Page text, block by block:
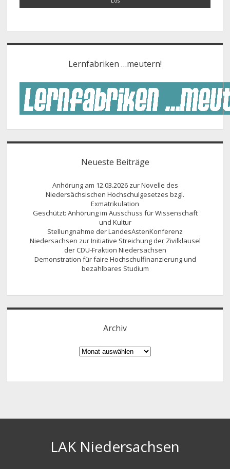
Lernfabriken …meutern!
Neueste Beiträge
Anhörung am 12.03.2026 zur Novelle des
Niedersächsischen Hochschulgesetzes bzgl.
Exmatrikulation
Geschützt: Anhörung im Ausschuss für Wissenschaft
und Kultur
Stellungnahme der LandesAstenKonferenz
Niedersachsen zur Initiative Streichung der Zivilklausel
der CDU-Fraktion Niedersachsen
Demonstration für faire Hochschulfinanzierung und
bezahlbares Studium
Archiv
Archiv
LAK Niedersachsen